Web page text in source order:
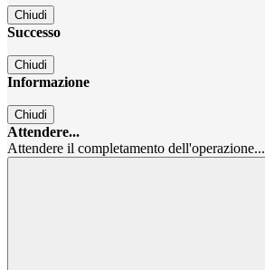
Chiudi
Successo
Chiudi
Informazione
Chiudi
Attendere...
Attendere il completamento dell'operazione...